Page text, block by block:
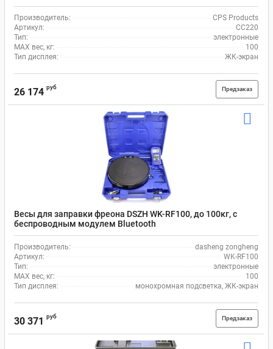
Производитель:
CPS Products
Артикул:
СС220
Тип:
электронные
MAX вес, кг:
100
Тип дисплея:
ЖК-экран
26 174 руб Предзаказ
Весы для заправки фреона DSZH WK-RF100, до 100кг, с
беспроводным модулем Bluetooth
Производитель:
dasheng zongheng
Артикул:
WK-RF100
Тип:
электронные
MAX вес, кг:
100
Тип дисплея:
монохромная подсветка, ЖК-экран
30 371 руб Предзаказ